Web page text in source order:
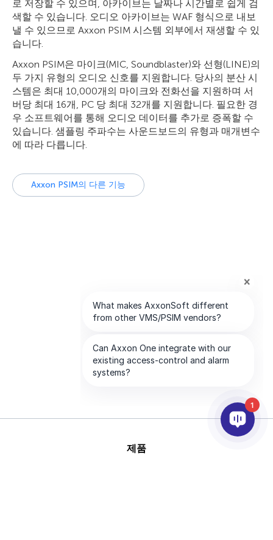
로 저장할 수 있으며, 아카이브는 날짜나 시간별로 쉽게 검
색할 수 있습니다. 오디오 아카이브는 WAF 형식으로 내보
낼 수 있으므로 Axxon PSIM 시스템 외부에서 재생할 수 있
습니다.
Axxon PSIM은 마이크(MIC, Soundblaster)와 선형(LINE)의
두 가지 유형의 오디오 신호를 지원합니다. 당사의 분산 시
스템은 최대 10,000개의 마이크와 전화선을 지원하며 서
버당 최대 16개, PC 당 최대 32개를 지원합니다. 필요한 경
우 소프트웨어를 통해 오디오 데이터를 추가로 증폭할 수
있습니다. 샘플링 주파수는 사운드보드의 유형과 매개변수
에 따라 다릅니다.
Axxon PSIM의 다른 기능
제품
1